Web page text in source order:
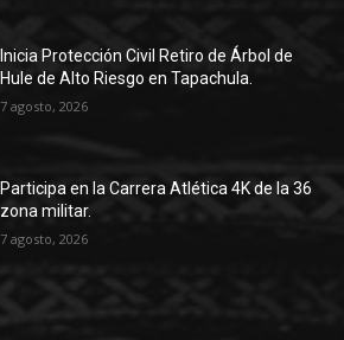
Inicia Protección Civil Retiro de Árbol de
Hule de Alto Riesgo en Tapachula.
7 agosto, 2026
Participa en la Carrera Atlética 4K de la 36
zona militar.
7 agosto, 2026